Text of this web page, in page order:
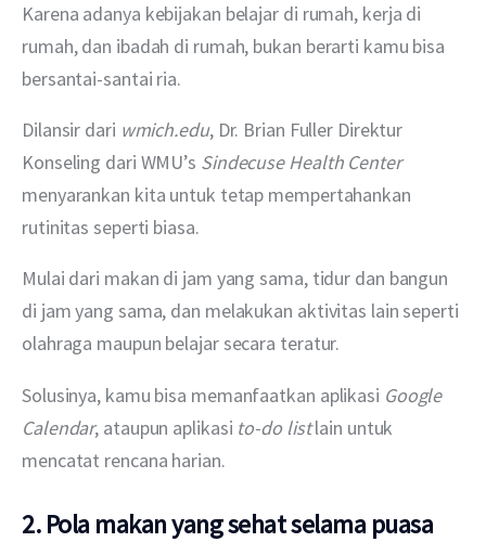
Karena adanya kebijakan belajar di rumah, kerja di
rumah, dan ibadah di rumah, bukan berarti kamu bisa
bersantai-santai ria.
Dilansir dari wmich.edu, Dr. Brian Fuller Direktur
Konseling dari WMU’s Sindecuse Health Center
menyarankan kita untuk tetap mempertahankan
rutinitas seperti biasa.
Mulai dari makan di jam yang sama, tidur dan bangun
di jam yang sama, dan melakukan aktivitas lain seperti
olahraga maupun belajar secara teratur.
Solusinya, kamu bisa memanfaatkan aplikasi Google
Calendar, ataupun aplikasi to-do list lain untuk
mencatat rencana harian.
2. Pola makan yang sehat selama puasa